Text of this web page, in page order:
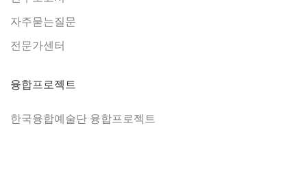
자주묻는질문
전문가센터
융합프로젝트
한국융합예술단 융합프로젝트